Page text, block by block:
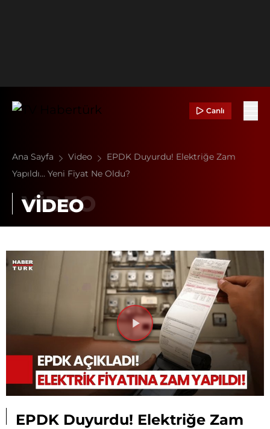
Canlı
Ana Sayfa Video
EPDK Duyurdu! Elektriğe Zam
Yapıldı... Yeni Fiyat Ne Oldu?
VİDEO
Videoyu
Oynat
EPDK Duyurdu! Elektriğe Zam